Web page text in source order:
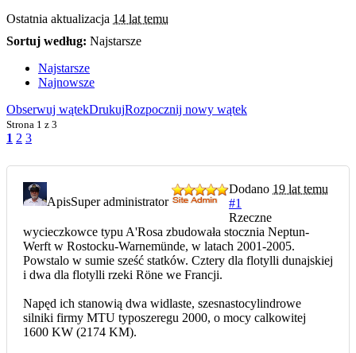
Ostatnia aktualizacja 14 lat temu
Sortuj według: Najstarsze
Najstarsze
Najnowsze
Obserwuj wątekDrukujRozpocznij nowy wątek
Strona 1 z 3
1 2 3
ApisSuper administrator
Dodano 19 lat temu
#1
Rzeczne
wycieczkowce typu A'Rosa zbudowała stocznia Neptun-
Werft w Rostocku-Warnemünde, w latach 2001-2005.
Powstalo w sumie sześć statków. Cztery dla flotylli dunajskiej
i dwa dla flotylli rzeki Röne we Francji.
Napęd ich stanowią dwa widlaste, szesnastocylindrowe
silniki firmy MTU typoszeregu 2000, o mocy calkowitej
1600 KW (2174 KM).